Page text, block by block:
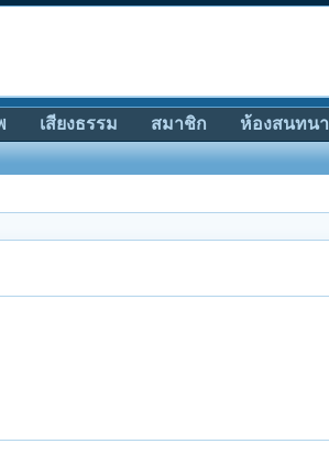
เสียงธรรม สมาชิก ห้องสนทนา